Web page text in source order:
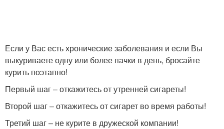
Если у Вас есть хронические заболевания и если Вы
выкуриваете одну или более пачки в день, бросайте
курить поэтапно!
Первый шаг – откажитесь от утренней сигареты!
Второй шаг – откажитесь от сигарет во время работы!
Третий шаг – не курите в дружеской компании!